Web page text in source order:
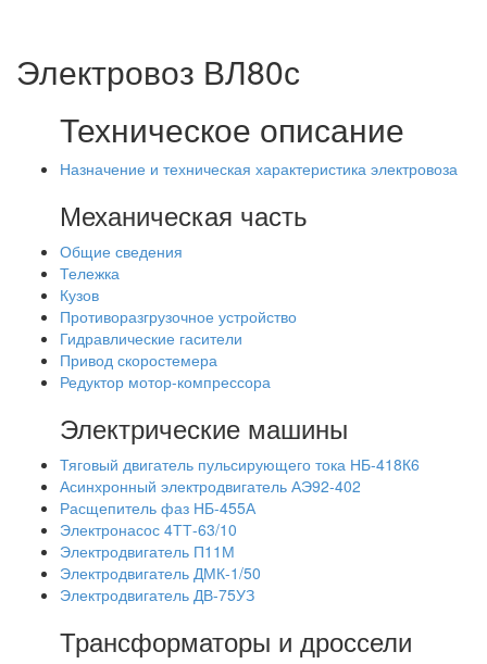
Электровоз ВЛ80с
Техническое описание
Назначение и техническая характеристика электровоза
Механическая часть
Общие сведения
Тележка
Кузов
Противоразгрузочное устройство
Гидравлические гасители
Привод скоростемера
Редуктор мотор-компрессора
Электрические машины
Тяговый двигатель пульсирующего тока НБ-418К6
Асинхронный электродвигатель АЭ92-402
Расщепитель фаз НБ-455А
Электронасос 4ТТ-63/10
Электродвигатель П11М
Электродвигатель ДМК-1/50
Электродвигатель ДВ-75УЗ
Трансформаторы и дроссели